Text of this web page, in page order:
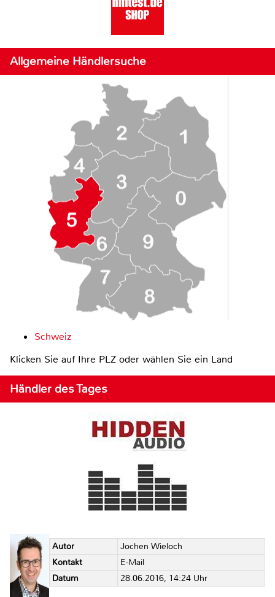
Allgemeine Händlersuche
Schweiz
Klicken Sie auf Ihre PLZ oder wählen Sie ein Land
Händler des Tages
Autor
Jochen Wieloch
Kontakt
E-Mail
Datum
28.06.2016, 14:24 Uhr